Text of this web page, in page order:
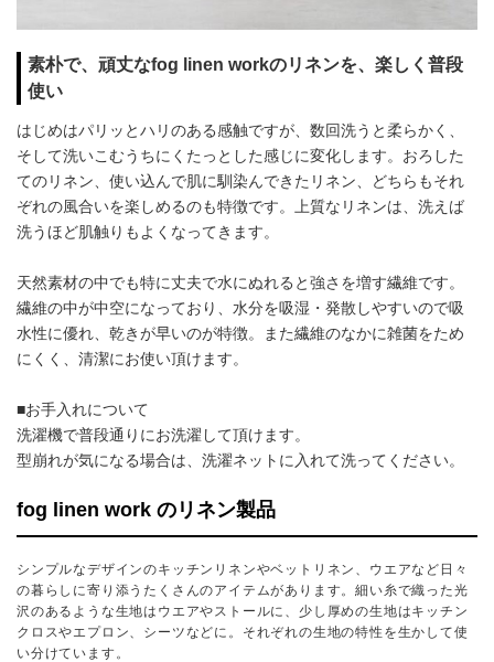
素朴で、頑丈なfog linen workのリネンを、楽しく普段
使い
はじめはパリッとハリのある感触ですが、数回洗うと柔らかく、
そして洗いこむうちにくたっとした感じに変化します。おろした
てのリネン、使い込んで肌に馴染んできたリネン、どちらもそれ
ぞれの風合いを楽しめるのも特徴です。上質なリネンは、洗えば
洗うほど肌触りもよくなってきます。
天然素材の中でも特に丈夫で水にぬれると強さを増す繊維です。
繊維の中が中空になっており、水分を吸湿・発散しやすいので吸
水性に優れ、乾きが早いのが特徴。また繊維のなかに雑菌をため
にくく、清潔にお使い頂けます。
■お手入れについて
洗濯機で普段通りにお洗濯して頂けます。
型崩れが気になる場合は、洗濯ネットに入れて洗ってください。
fog linen work のリネン製品
シンプルなデザインのキッチンリネンやベットリネン、ウエアなど日々
の暮らしに寄り添うたくさんのアイテムがあります。細い糸で織った光
沢のあるような生地はウエアやストールに、少し厚めの生地はキッチン
クロスやエプロン、シーツなどに。それぞれの生地の特性を生かして使
い分けています。